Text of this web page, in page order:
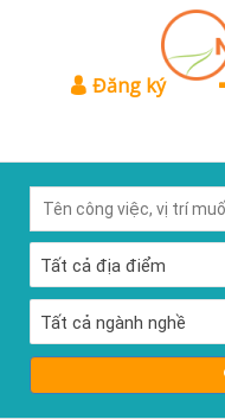
Đăng ký
Tất cả địa điểm
Tất cả ngành nghề